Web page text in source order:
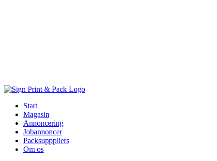
Start
Magasin
Annoncering
Jobannoncer
Packsupppliers
Om os